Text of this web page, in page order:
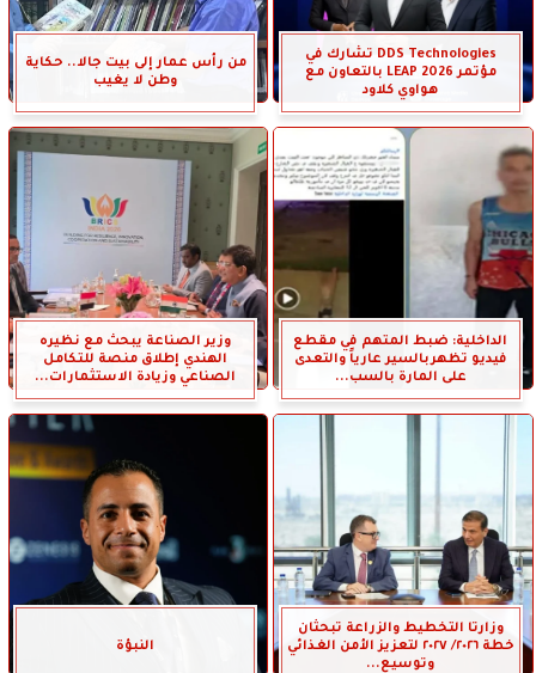
DDS Technologies تشارك في
مؤتمر LEAP 2026 بالتعاون مع
هواوي كلاود
من رأس عمار إلى بيت جالا.. حكاية
وطن لا يغيب
الداخلية: ضبط المتهم في مقطع
فيديو تظهربالسير عارياً والتعدى
على المارة بالسب...
وزير الصناعة يبحث مع نظيره
الهندي إطلاق منصة للتكامل
الصناعي وزيادة الاستثمارات...
وزارتا التخطيط والزراعة تبحثان
خطة ٢٠٢٦/ ٢٠٢٧ لتعزيز الأمن الغذائي
وتوسيع...
النبؤة